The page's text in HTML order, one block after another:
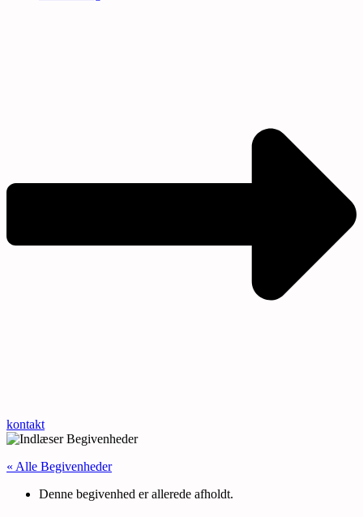
kontakt
« Alle Begivenheder
Denne begivenhed er allerede afholdt.